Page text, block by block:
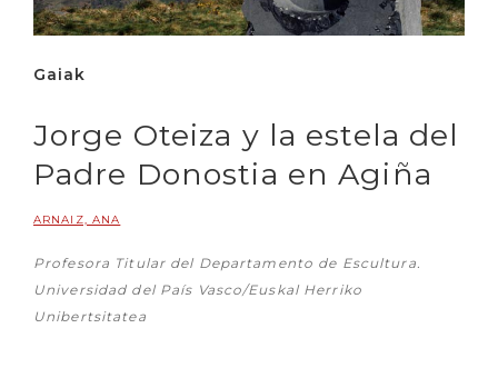
Gaiak
Jorge Oteiza y la estela del
Padre Donostia en Agiña
ARNAIZ, ANA
Profesora Titular del Departamento de Escultura.
Universidad del País Vasco/Euskal Herriko
Unibertsitatea